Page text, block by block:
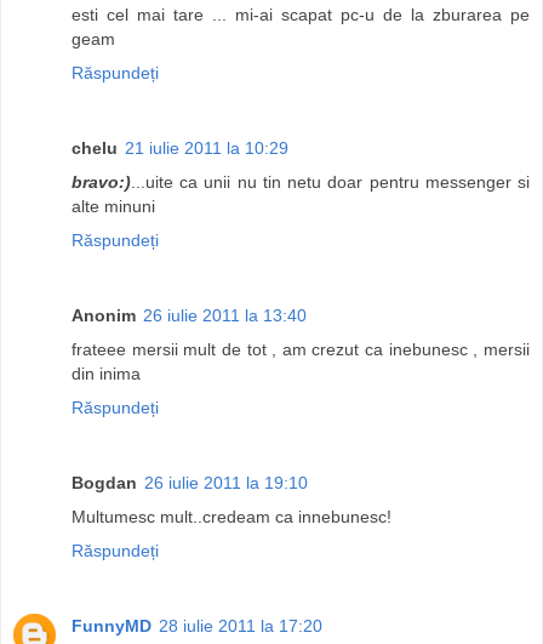
esti cel mai tare ... mi-ai scapat pc-u de la zburarea pe
geam
Răspundeți
chelu 21 iulie 2011 la 10:29
bravo:)...uite ca unii nu tin netu doar pentru messenger si
alte minuni
Răspundeți
Anonim 26 iulie 2011 la 13:40
frateee mersii mult de tot , am crezut ca inebunesc , mersii
din inima
Răspundeți
Bogdan 26 iulie 2011 la 19:10
Multumesc mult..credeam ca innebunesc!
Răspundeți
FunnyMD 28 iulie 2011 la 17:20